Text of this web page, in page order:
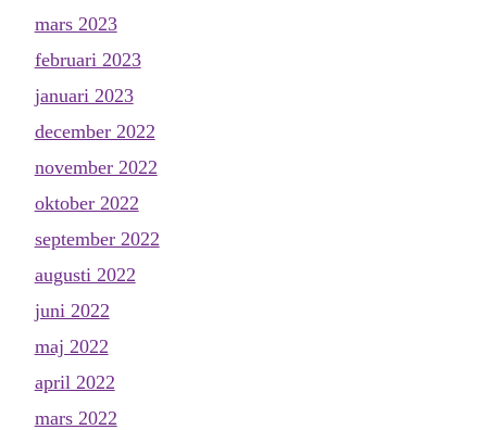
mars 2023
februari 2023
januari 2023
december 2022
november 2022
oktober 2022
september 2022
augusti 2022
juni 2022
maj 2022
april 2022
mars 2022